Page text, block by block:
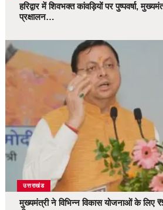
हरिद्वार में शिवभक्त कांवड़ियों पर पुष्पवर्षा,
प्रक्षालन…
उत्तराखंड
मुख्यमंत्री ने विभिन्न विकास योजनाओं के लिए